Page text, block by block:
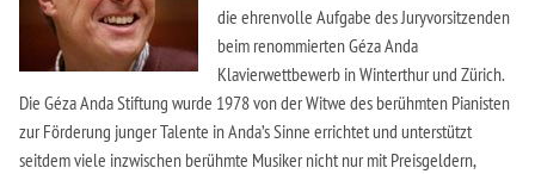
die ehrenvolle Aufgabe des Juryvorsitzenden
beim renommierten Géza Anda
Klavierwettbewerb in Winterthur und Zürich.
Die Géza Anda Stiftung wurde 1978 von der Witwe des berühmten Pianisten
zur Förderung junger Talente in Anda’s Sinne errichtet und unterstützt
seitdem viele inzwischen berühmte Musiker nicht nur mit Preisgeldern,